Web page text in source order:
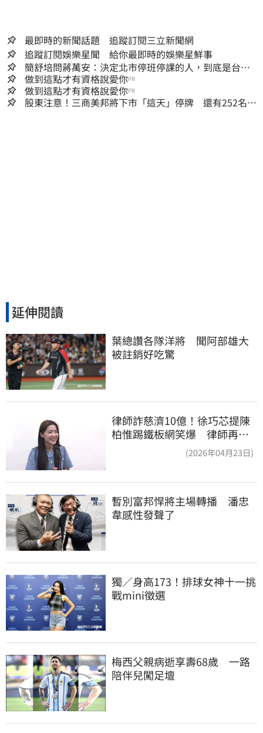
最即時的新聞話題 追蹤訂閱三立新聞網
追蹤訂閱娛樂星聞 給你最即時的娛樂星鮮事
簡舒培問蔣萬安：決定北市停班停課的人，到底是台北
市長，還是氣象署？
做到這點才有資格說愛你PR
做到這點才有資格說愛你PR
股東注意！三商美邦將下市「這天」停牌 還有252名千
延伸閱讀
葉總讚各隊洋將　聞阿部雄大
被註銷好吃驚
律師詐慈濟10億！徐巧芯提陳
柏惟踢鐵板網笑爆 律師再曬1
(2026年04月23日)
暫別富邦悍將主場轉播　潘忠
韋感性發聲了
獨／身高173！排球女神十一挑
戰mini徵選
梅西父親病逝享壽68歲　一路
陪伴兒闖足壇